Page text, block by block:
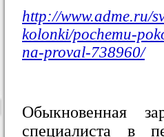
http://www.adme.ru/
kolonki/pochemu-
na-proval-738960/
Обыкновенная
специалиста в